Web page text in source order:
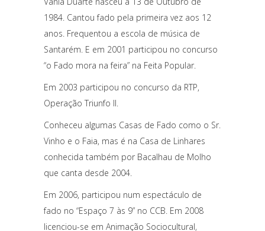
1984. Cantou fado pela primeira vez aos 12
anos. Frequentou a escola de música de
Santarém. E em 2001 participou no concurso
“o Fado mora na feira” na Feita Popular.
Em 2003 participou no concurso da RTP,
Operação Triunfo II.
Conheceu algumas Casas de Fado como o Sr.
Vinho e o Faia, mas é na Casa de Linhares
conhecida também por Bacalhau de Molho
que canta desde 2004.
Em 2006, participou num espectáculo de
fado no “Espaço 7 às 9” no CCB. Em 2008
licenciou-se em Animação Sociocultural,